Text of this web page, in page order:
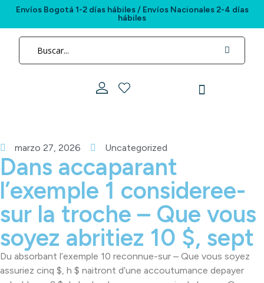
Envíos Bogotá 1-2 días hábiles / Envíos Nacionales 2-4 días
hábiles
marzo 27, 2026 Uncategorized
Dans accaparant
l’exemple 1 consideree-
sur la troche – Que vous
soyez abritiez 10 $, sept
Du absorbant l’exemple 10 reconnue-sur – Que vous soyez
assuriez cinq $, h $ naitront d’une accoutumance depayer